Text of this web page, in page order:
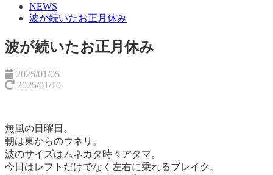
NEWS
波が続いたお正月休み
波が続いたお正月休み
2025/01/05
2025/01/10
無風の日曜日。
朝は東からのウネリ。
波のサイズはムネカタ時々アタマ。
今日はレフトだけでなく左右に乗れるブレイク。